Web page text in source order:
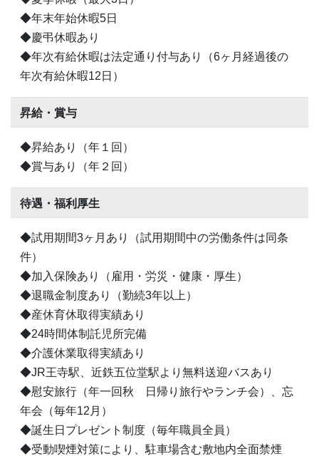
◆年末年始休暇5日
◆慶弔休暇あり
◆年次有給休暇は法定通り付与あり（6ヶ月経過後の
年次有給休暇12日）
昇給・賞与
◆昇給あり（年１回）
◆賞与あり（年２回）
待遇・福利厚生
◆試用期間3ヶ月あり（試用期間中の労働条件は同条
件）
◆加入保険あり（雇用・労災・健康・厚生）
◆退職金制度あり（勤続3年以上）
◆産休育休取得実績あり
◆24時間体制託児所完備
◆介護休業取得実績あり
◆JR王寺駅、近鉄五位堂駅より無料送迎バスあり
◆慰安旅行（年一回秋 日帰り旅行やランチ会）、忘
年会（毎年12月）
◆誕生日プレゼント制度（毎年職員全員）
◆受動喫煙対策により、駐車場含む敷地内全面禁煙